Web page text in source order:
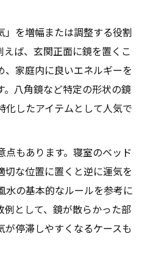
」を増幅または調整する役割
ば、玄関正面に鏡を置くこ
、家庭内に良いエネルギーを
。八角鏡など特定の形状の鏡
化したアイテムとして人気で
点もあります。寝室のベッド
な位置に置くと逆に運気を
水の基本的なルールを参考に
例として、鏡が散らかった部
が停滞しやすくなるケースも